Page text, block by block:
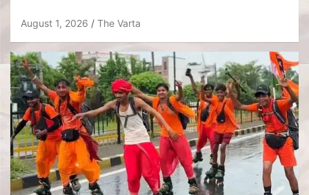
August 1, 2026 The Varta